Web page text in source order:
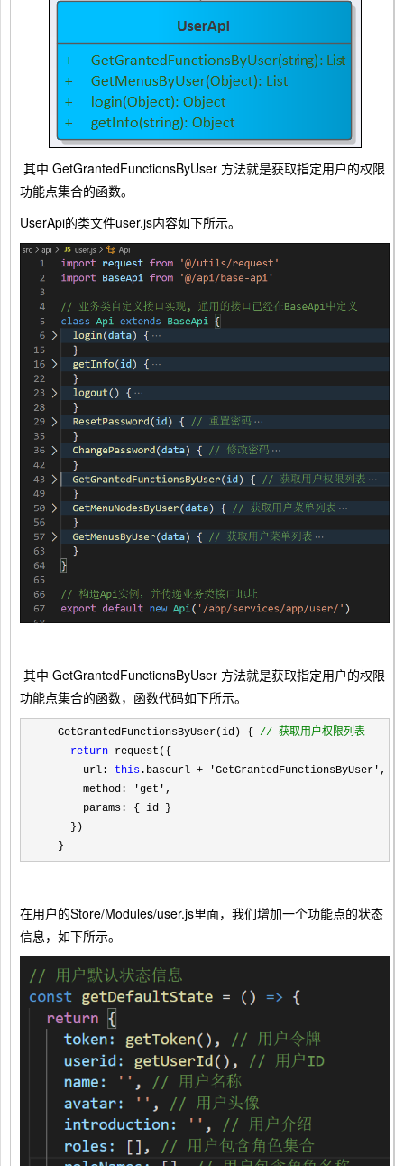
其中 GetGrantedFunctionsByUser 方法就是获取指定用户的权限
功能点集合的函数。
UserApi的类文件user.js内容如下所示。
其中 GetGrantedFunctionsByUser 方法就是获取指定用户的权限
功能点集合的函数，函数代码如下所示。
  GetGrantedFunctionsByUser(id) {
// 获取用户权限列表
return request({
      url:
this .baseurl + 'GetGrantedFunctionsByUser' ,
      method:
'get' ,
      params: { id }
    })
  }
在用户的Store/Modules/user.js里面，我们增加一个功能点的状态
信息，如下所示。